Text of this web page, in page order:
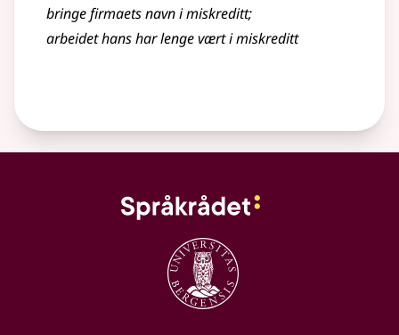
bringe firmaets navn i miskreditt;
arbeidet hans har lenge vært i miskreditt